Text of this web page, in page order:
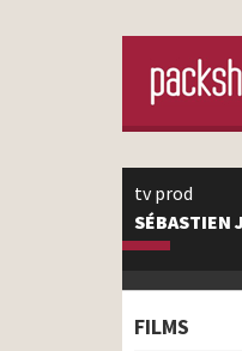
tv prod
SÉBASTIEN
FILMS